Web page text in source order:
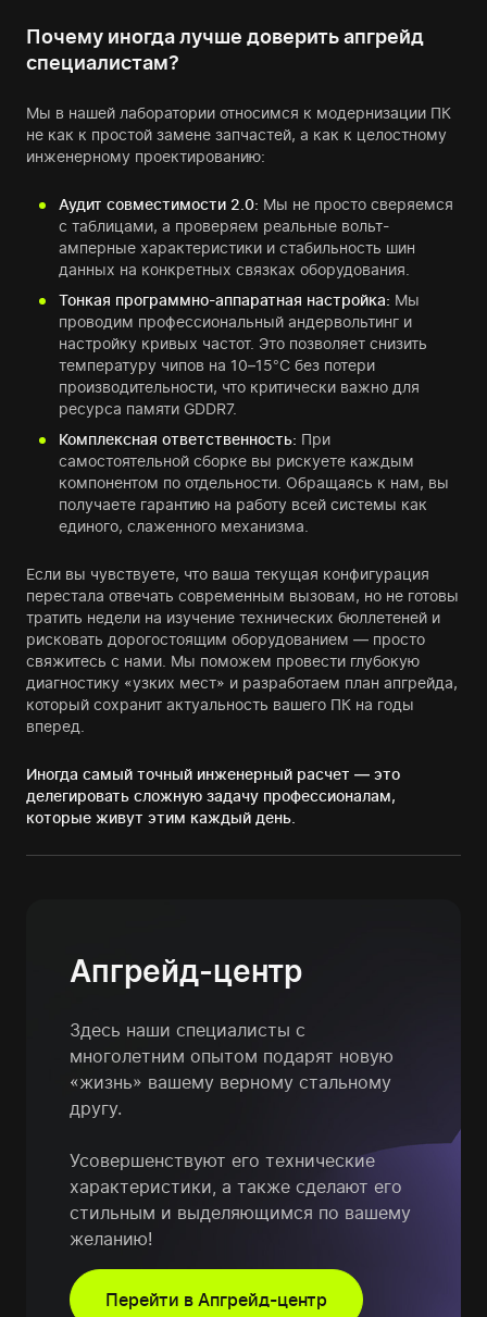
Почему иногда лучше доверить апгрейд
специалистам?
Мы в нашей лаборатории относимся к модернизации ПК
не как к простой замене запчастей, а как к целостному
инженерному проектированию:
Аудит совместимости 2.0: Мы не просто сверяемся
с таблицами, а проверяем реальные вольт-
амперные характеристики и стабильность шин
данных на конкретных связках оборудования.
Тонкая программно-аппаратная настройка: Мы
проводим профессиональный андервольтинг и
настройку кривых частот. Это позволяет снизить
температуру чипов на 10–15°C без потери
производительности, что критически важно для
ресурса памяти GDDR7.
Комплексная ответственность: При
самостоятельной сборке вы рискуете каждым
компонентом по отдельности. Обращаясь к нам, вы
получаете гарантию на работу всей системы как
единого, слаженного механизма.
Если вы чувствуете, что ваша текущая конфигурация
перестала отвечать современным вызовам, но не готовы
тратить недели на изучение технических бюллетеней и
рисковать дорогостоящим оборудованием — просто
свяжитесь с нами. Мы поможем провести глубокую
диагностику «узких мест» и разработаем план апгрейда,
который сохранит актуальность вашего ПК на годы
вперед.
Иногда самый точный инженерный расчет — это
делегировать сложную задачу профессионалам,
которые живут этим каждый день.
Апгрейд-центр
Здесь наши специалисты с
многолетним опытом подарят новую
«жизнь» вашему верному стальному
другу.
Усовершенствуют его технические
характеристики, а также сделают его
стильным и выделяющимся по вашему
желанию!
Перейти в Апгрейд-центр